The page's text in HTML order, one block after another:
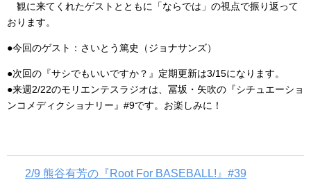
ー
観に来てくれたゲストとともに「ならでは」の視点で振り返って
おります。
●今回のゲスト：さいとう篤史（ジョナサンズ）
●次回の『サシでもいいですか？』定期更新は3/15になります。
●来週2/22のモリエンテスラジオは、冨坂・矢吹の『シチュエーショ
ンコメディクショナリー』#9です。お楽しみに！
2/9 熊谷有芳の『Root For BASEBALL!』#39